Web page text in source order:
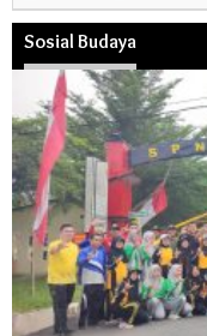
Sosial Budaya